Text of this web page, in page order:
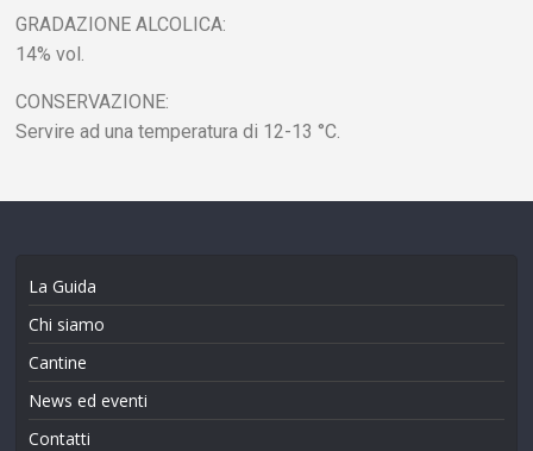
GRADAZIONE ALCOLICA:
14% vol.
CONSERVAZIONE:
Servire ad una temperatura di 12-13 °C.
La Guida
Chi siamo
Cantine
News ed eventi
Contatti